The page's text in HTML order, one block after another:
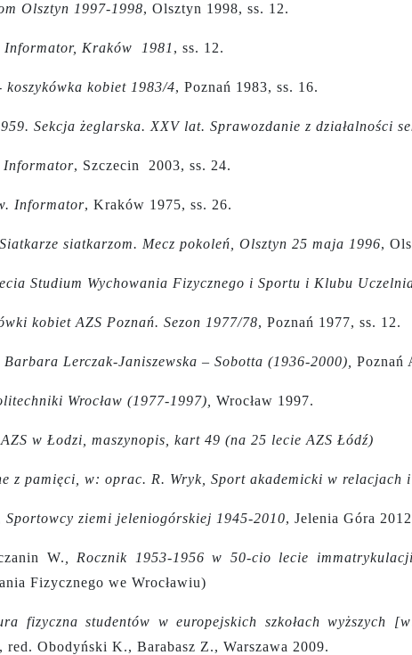
Olsztyn 1997-1998, Olsztyn 1998, ss. 12.
Informator, Kraków 1981 , ss. 12.
kobiet 1983/4, Poznań 1983, ss. 16.
Sekcja żeglarska. XXV lat. Sprawozdanie z działalności
Informator, Szczecin 2003, ss. 24.
Informator, Kraków 1975, ss. 26.
siatkarzom. Mecz pokoleń, Olsztyn 25 maja 1996,
Studium Wychowania Fizycznego i Sportu i Klubu
kobiet AZS Poznań. Sezon 1977/78, Poznań 1977, ss. 12.
Barbara Lerczak-Janiszewska – Sobotta (1936-2000), Poznań
Wrocław (1977-1997), Wrocław 1997.
w Łodzi, maszynopis, kart 49 (na 25 lecie AZS Łódź)
z pamięci, w: oprac. R. Wryk, Sport akademicki w relacjach
Sportowcy ziemi jeleniogórskiej 1945-2010, Jelenia Góra
W. Rocznik 1953-1956 w 50-cio lecie immatrykulacji
Fizycznego we Wrocławiu)
fizyczna studentów w europejskich szkołach wyższych
, red. Obodyński K., Barabasz Z., Warszawa 2009.